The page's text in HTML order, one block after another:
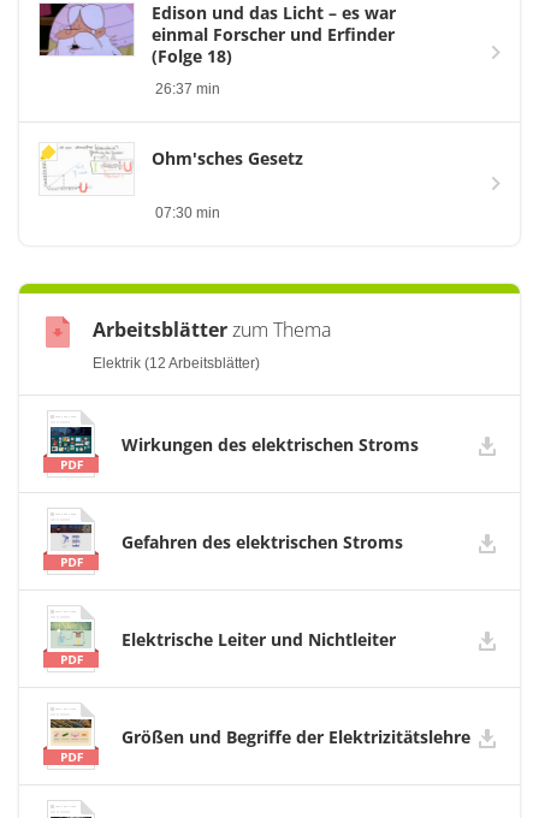
Edison und das Licht – es war
einmal Forscher und Erfinder
(Folge 18)
26:37 min
Ohm'sches Gesetz
07:30 min
Arbeitsblätterzum Thema
Elektrik (12 Arbeitsblätter)
Wirkungen des elektrischen Stroms
Gefahren des elektrischen Stroms
Elektrische Leiter und Nichtleiter
Größen und Begriffe der Elektrizitätslehre